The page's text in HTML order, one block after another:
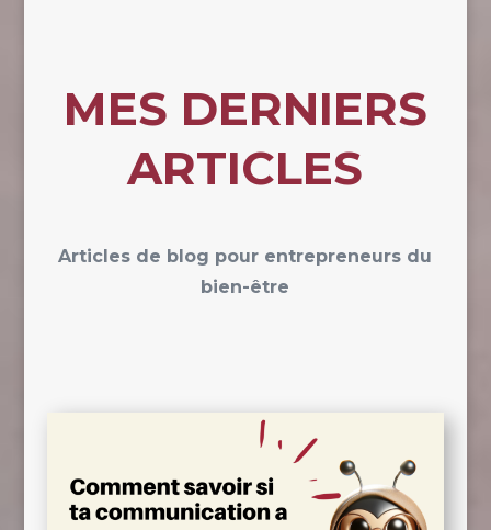
MES DERNIERS
ARTICLES
Articles de blog pour entrepreneurs du
bien-être